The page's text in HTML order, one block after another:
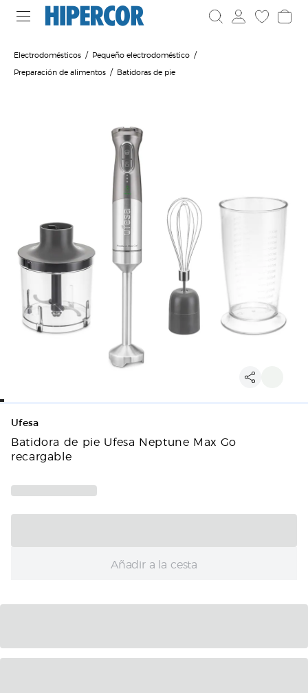
Electrodomésticos
Pequeño electrodoméstico
Preparación de alimentos
Batidoras de pie
Ufesa
Batidora de pie Ufesa Neptune Max Go
recargable
Añadir a la cesta